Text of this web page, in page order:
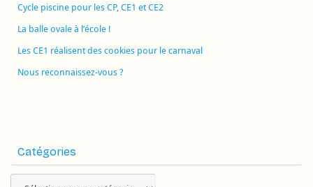
Cycle piscine pour les CP, CE1 et CE2
La balle ovale à l’école !
Les CE1 réalisent des cookies pour le carnaval
Nous reconnaissez-vous ?
Catégories